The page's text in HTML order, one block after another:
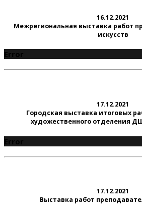
16.12.2021
Межрегиональная выставка работ
искусств
Error
17.12.2021
Городская выставка итоговых
художественного отделения
Error
17.12.2021
Выставка работ